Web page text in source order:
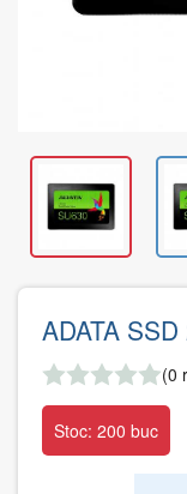
ADATA
(0
Stoc: 200 buc